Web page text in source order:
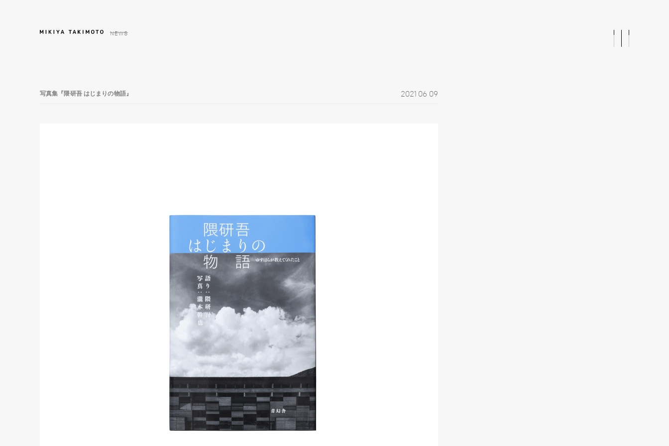
NEWS
写真集『隈研吾 はじまりの物語』 2021 06 09